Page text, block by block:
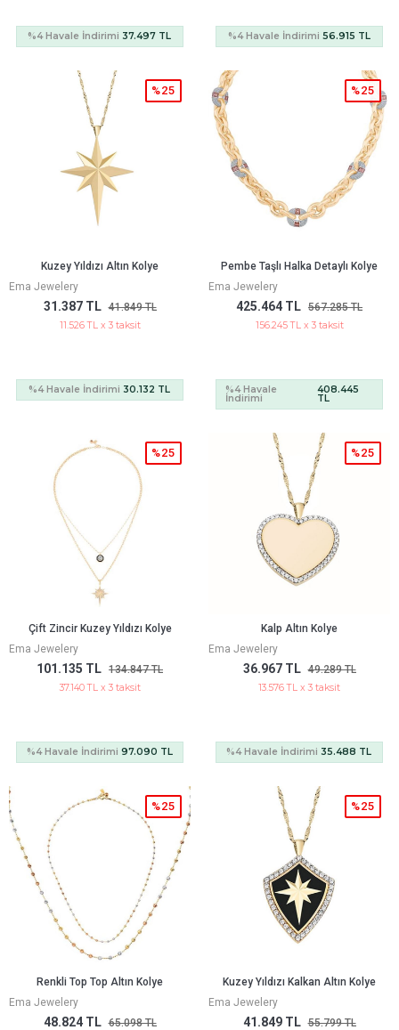
%4 Havale İndirimi 37.497 TL %4 Havale İndirimi 56.915 TL
Kuzey Yıldızı Altın Kolye
Ema Jewelery
31.387 TL 41.849 TL
%25
11.526 TL x 3 taksit
%4 Havale İndirimi 30.132 TL
Pembe Taşlı Halka Detaylı Kolye
Ema Jewelery
425.464 TL 567.285 TL
%25
156.245 TL x 3 taksit
%4 Havale
İndirimi
408.445
TL
Çift Zincir Kuzey Yıldızı Kolye
Ema Jewelery
101.135 TL 134.847 TL
%25
37.140 TL x 3 taksit
%4 Havale İndirimi 97.090 TL
Kalp Altın Kolye
Ema Jewelery
36.967 TL 49.289 TL
%25
13.576 TL x 3 taksit
%4 Havale İndirimi 35.488 TL
Renkli Top Top Altın Kolye
Ema Jewelery
48.824 TL 65.098 TL
%25
Kuzey Yıldızı Kalkan Altın Kolye
Ema Jewelery
41.849 TL 55.799 TL
%25